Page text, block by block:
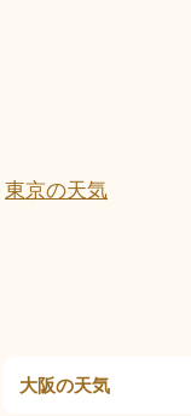
東京の天気
大阪の天気